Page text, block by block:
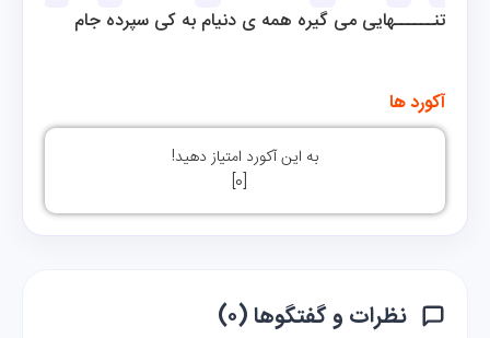
تنــــــهایی می گیره همه ی دنیام به کی سپرده جام
آکورد ها
به این آکورد امتیاز دهید!
[
0
]
نظرات و گفتگوها (۰)